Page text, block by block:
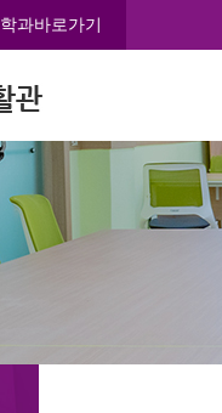
학과바로가기
대